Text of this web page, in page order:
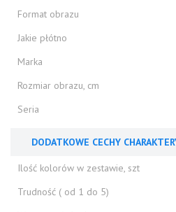
Format obrazu
Jakie płótno
Marka
Rozmiar obrazu, cm
Seria
DODATKOWE CECHY
Ilość kolorów w zestawie, szt
Trudność ( od 1 do 5)